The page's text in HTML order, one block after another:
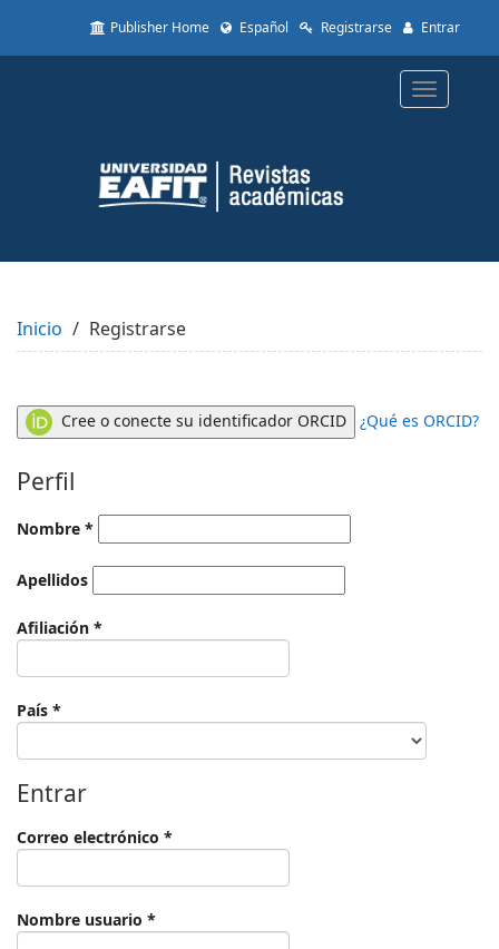
to
Content
Sidebar
Publisher Home Español Registrarse Entrar
Toggle
Inicio Registrarse
Cree o conecte su identificador ORCID ¿Qué es ORCID?
Perfil
Nombre *
Apellidos
Afiliación *
País *
Entrar
Correo electrónico *
Nombre usuario *